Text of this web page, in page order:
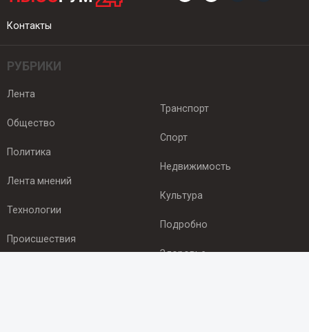
Контакты
РУБРИКИ
Лента
Общество
Политика
Лента мнений
Технологии
Происшествия
Транспорт
Спорт
Недвижимость
Культура
Подробно
Здоровье